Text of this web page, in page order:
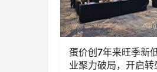
蛋价创7年来旺季新
业聚力破局，开启转